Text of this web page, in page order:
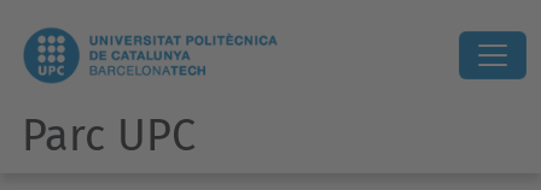
Parc UPC